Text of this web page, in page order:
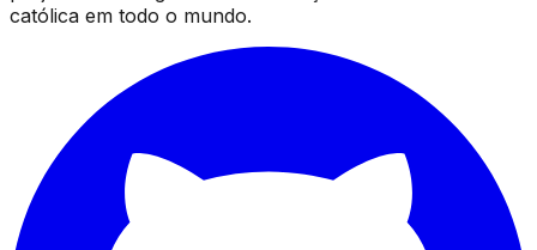
católica em todo o mundo.